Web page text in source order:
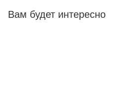
Вам будет интересно